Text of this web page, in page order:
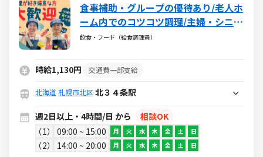
食事補助・グループの優待あり/老人ホ
ーム内でのコツコツ調理/主婦・シニア
活躍中/扶養内・WワークもOK
飲食・フード（給食調理員）
時給1,130円 交通費一部支給
北海道 札幌市北区 北３４条駅
週2日以上・4時間/日 から
相談OK
1
09:00 ~ 15:00 月 火 水 木 金 土 日
2 14:00 ~ 20:00 月 火 水 木 金 土 日